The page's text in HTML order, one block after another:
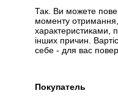
Так. Ви можете
моменту отримання,
характеристиками,
інших причин.
себе - для вас
Покупатель